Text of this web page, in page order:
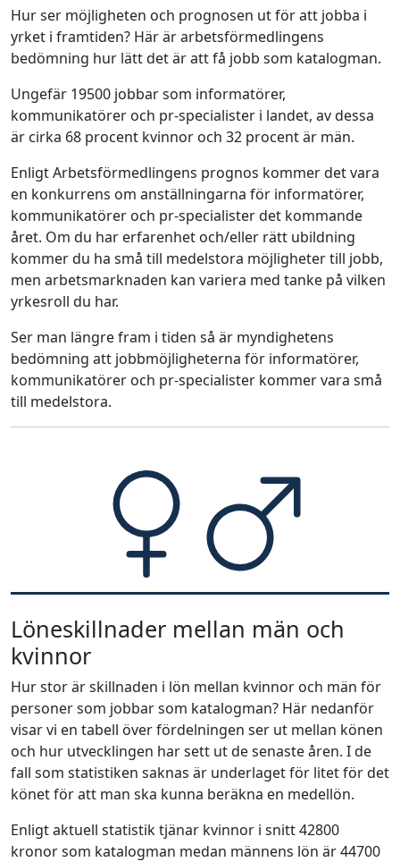
Hur ser möjligheten och prognosen ut för att jobba i
yrket i framtiden? Här är arbetsförmedlingens
bedömning hur lätt det är att få jobb som katalogman.
Ungefär 19500 jobbar som informatörer,
kommunikatörer och pr-specialister i landet, av dessa
är cirka 68 procent kvinnor och 32 procent är män.
Enligt Arbetsförmedlingens prognos kommer det vara
en konkurrens om anställningarna för informatörer,
kommunikatörer och pr-specialister det kommande
året. Om du har erfarenhet och/eller rätt ubildning
kommer du ha små till medelstora möjligheter till jobb,
men arbetsmarknaden kan variera med tanke på vilken
yrkesroll du har.
Ser man längre fram i tiden så är myndighetens
bedömning att jobbmöjligheterna för informatörer,
kommunikatörer och pr-specialister kommer vara små
till medelstora.
Löneskillnader mellan män och
kvinnor
Hur stor är skillnaden i lön mellan kvinnor och män för
personer som jobbar som katalogman? Här nedanför
visar vi en tabell över fördelningen ser ut mellan könen
och hur utvecklingen har sett ut de senaste åren. I de
fall som statistiken saknas är underlaget för litet för det
könet för att man ska kunna beräkna en medellön.
Enligt aktuell statistik tjänar kvinnor i snitt 42800
kronor som katalogman medan männens lön är 44700